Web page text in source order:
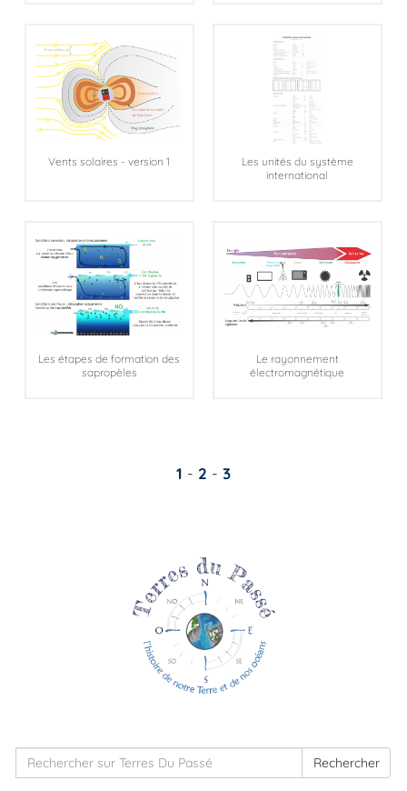
Vents solaires - version 1
Les unités du système
international
Les étapes de formation des
sapropèles
Le rayonnement
électromagnétique
1 - 2 - 3
Rechercher